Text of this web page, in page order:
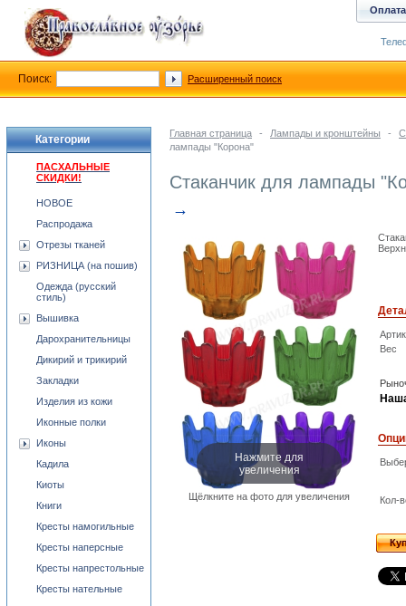
Главная страница - Лампады и кронштейны -
лампады "Корона"
Стаканчик для лампады
→
Нажмите для
увеличения
Щёлкните на фото для увеличения
Вес
Кол-
Категории
ПАСХАЛЬНЫЕ
СКИДКИ!
НОВОЕ
Распродажа
Отрезы тканей
РИЗНИЦА (на пошив)
Одежда (русский
стиль)
Вышивка
Дарохранительницы
Дикирий и трикирий
Закладки
Изделия из кожи
Иконные полки
Иконы
Кадила
Киоты
Книги
Кресты намогильные
Кресты наперсные
Кресты напрестольные
Кресты нательные
Оплата
Поиск: Расширенный поиск